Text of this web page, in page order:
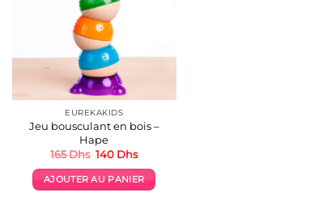
EUREKAKIDS
Jeu bousculant en bois –
Hape
165Dhs Le
initial
était :
140 DhsLe
actuel
est :
AJOUTER AU PANIER